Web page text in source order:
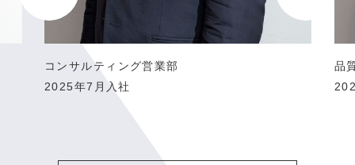
コンサルティング営業部
2025年7月入社
品